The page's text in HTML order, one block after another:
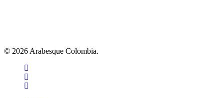
© 2026 Arabesque Colombia.
facebook
youtube
instagram